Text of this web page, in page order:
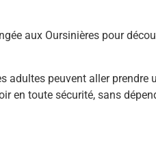
aux Oursinières pour
adultes peuvent aller prendre
en toute sécurité, sans